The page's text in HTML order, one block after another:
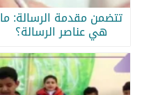
تتضمن مقدمة الرسالة: ما
هي عناصر الرسالة؟